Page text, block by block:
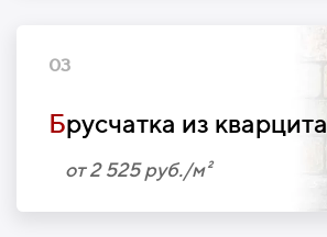
03
Брусчатка из кварцита
от 2 525 руб./м²